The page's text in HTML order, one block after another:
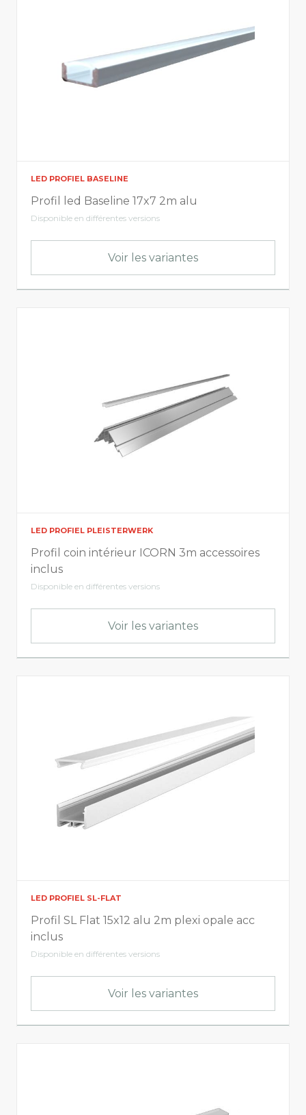
LED PROFIEL BASELINE
Profil led Baseline 17x7 2m alu
Disponible en différentes versions
Voir les variantes
LED PROFIEL PLEISTERWERK
Profil coin intérieur ICORN 3m accessoires
inclus
Disponible en différentes versions
Voir les variantes
LED PROFIEL SL-FLAT
Profil SL Flat 15x12 alu 2m plexi opale acc
inclus
Disponible en différentes versions
Voir les variantes